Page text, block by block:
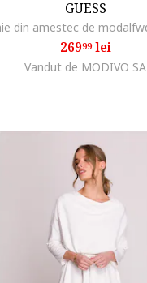
GUESS
26999lei
Vandut de MODIVO SA